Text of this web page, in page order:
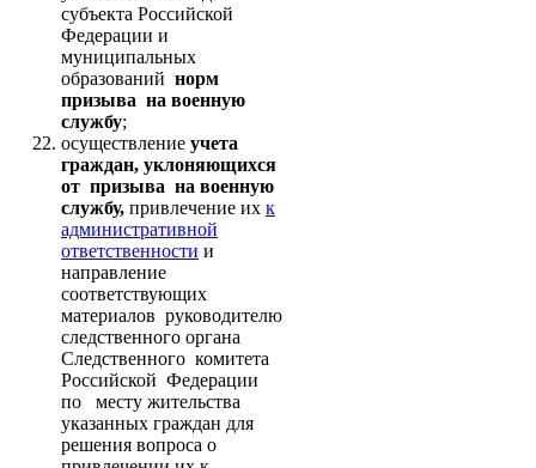
субъекта Российской
Федерации и
муниципальных
образований норм
призыва на военную
службу;
осуществление учета
граждан, уклоняющихся
от призыва на военную
службу, привлечение их к
административной
ответственности и
направление
соответствующих
материалов руководителю
следственного органа
Следственного комитета
Российской Федерации
по месту жительства
указанных граждан для
решения вопроса о